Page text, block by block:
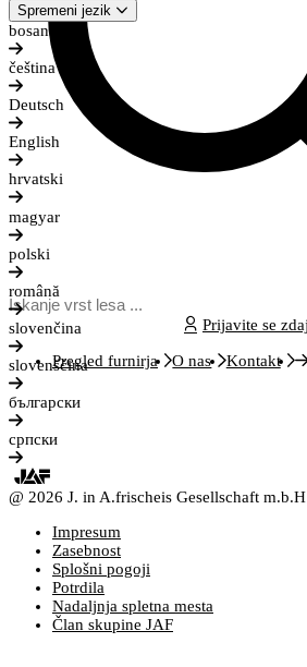
Prijavite se zdaj
Pregled furnirja O nas Kontakt
Spremeni jezik
bosanski
čeština
Deutsch
English
hrvatski
magyar
polski
română
slovenčina
slovenščina
български
српски
@ 2026 J. in A.frischeis Gesellschaft m.b.H
Impresum
Zasebnost
Splošni pogoji
Potrdila
Nadaljnja spletna mesta
Član skupine JAF